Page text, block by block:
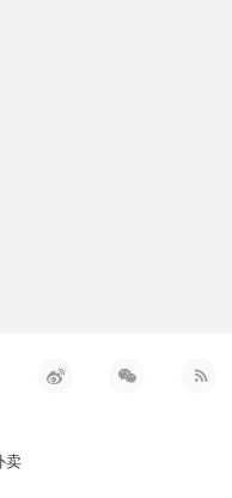
卖